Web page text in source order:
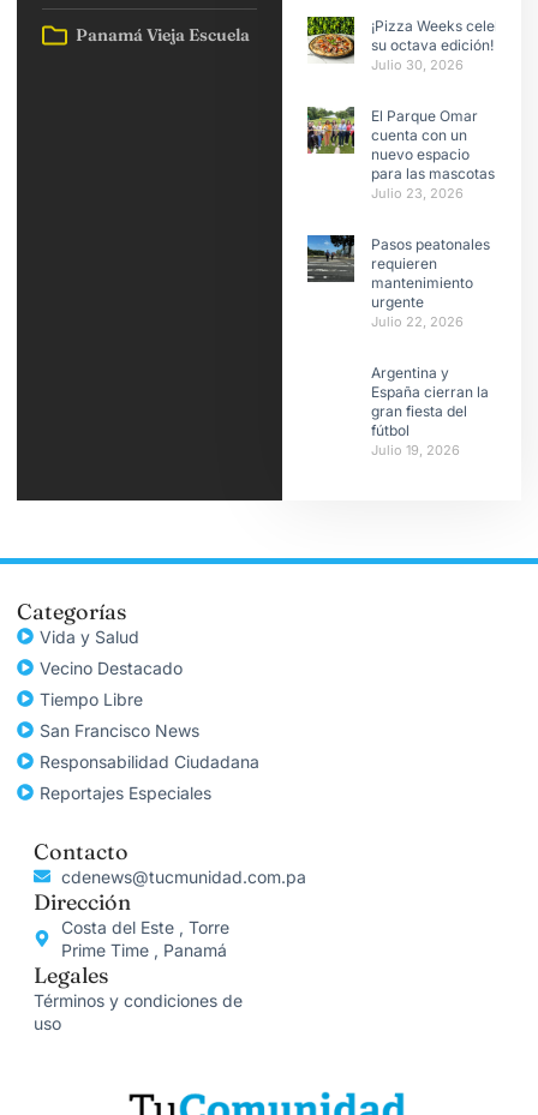
Panamá Vieja Escuela
¡Pizza Weeks celebra
su octava edición!
Julio 30, 2026
El Parque Omar
cuenta con un
nuevo espacio
para las mascotas
Julio 23, 2026
Pasos peatonales
requieren
mantenimiento
urgente
Julio 22, 2026
Argentina y
España cierran la
gran fiesta del
fútbol
Julio 19, 2026
Categorías
Vida y Salud
Vecino Destacado
Tiempo Libre
San Francisco News
Responsabilidad Ciudadana
Reportajes Especiales
Contacto
cdenews@tucmunidad.com.pa
Dirección
Costa del Este , Torre
Prime Time , Panamá
Legales
Términos y condiciones de
uso